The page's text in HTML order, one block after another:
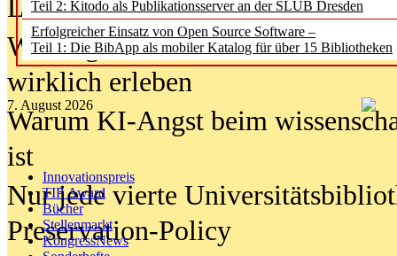
Teil 2: Kitodo als Publikationsserver an der SLUB Dresden
Erfolgreicher Einsatz von Open Source Software –
Teil 1: Die BibApp als mobiler Katalog für über 15 Bibliotheken
7. August 2026
Innovationspreis
TIP Award
Bücher
Stellenmarkt
KongressNews
Lesen als Infrastrukturaufgabe
Wie Jugendliche Social Media
wirklich erleben
Warum KI-Angst beim
ist
Nur jede vierte
Preservation-Policy